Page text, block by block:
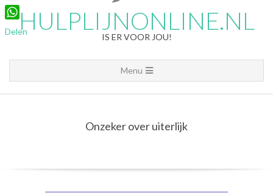
HULPLIJNONLINE.NL
IS ER VOOR JOU!
Navigation
Menu
Menu
Onzeker over uiterlijk
LinkedIn
WhatsApp
Delen